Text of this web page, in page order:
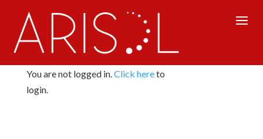
My Courses
You are not logged in.Click hereto
login.